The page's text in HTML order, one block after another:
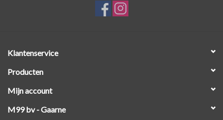
Klantenservice
Producten
Mijn account
M99 bv - Gaarne